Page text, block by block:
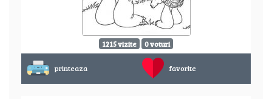
1215 vizite 0 voturi
printeaza favorite